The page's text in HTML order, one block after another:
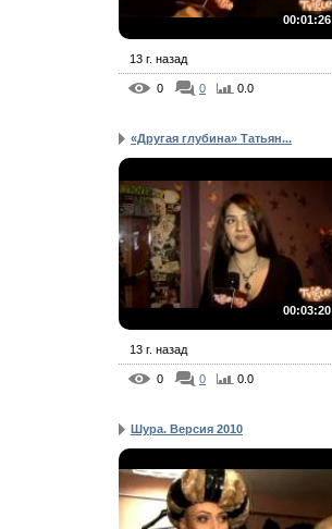
00:01:26
13 г. назад
0 0 0.0
«Другая глубина» Татьян...
00:03:20
13 г. назад
0 0 0.0
Шура. Версия 2010